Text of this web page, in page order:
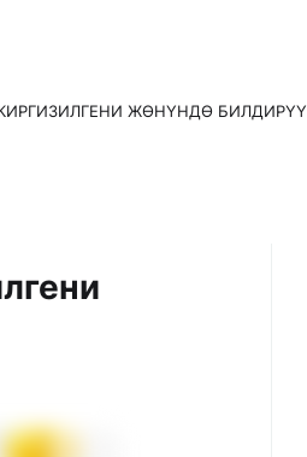
ЖӨНҮНДӨ БИЛДИРҮҮ